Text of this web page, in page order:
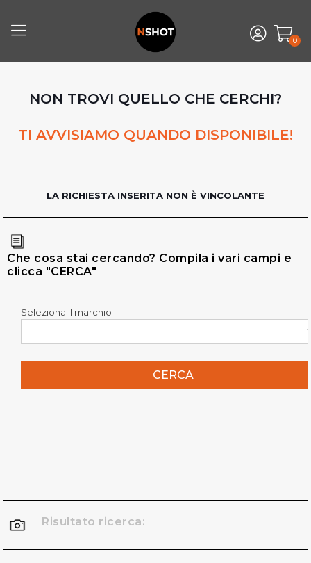
0
NON TROVI QUELLO CHE CERCHI?
TI AVVISIAMO QUANDO DISPONIBILE!
LA RICHIESTA INSERITA NON È VINCOLANTE
Che cosa stai cercando? Compila i vari campi e
clicca "CERCA"
Seleziona il marchio
CERCA
Risultato ricerca: